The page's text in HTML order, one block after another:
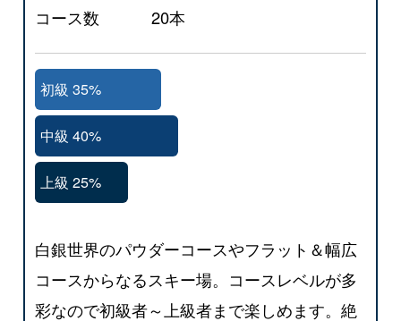
コース数
20本
初級 35%
中級 40%
上級 25%
白銀世界のパウダーコースやフラット＆幅広
コースからなるスキー場。コースレベルが多
彩なので初級者～上級者まで楽しめます。絶